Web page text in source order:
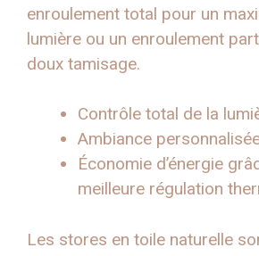
enroulement total pour un
lumière ou un enroulement
doux tamisage.
Contrôle total de la
Ambiance
Économie d’énergie
meilleure régulation
Les stores en toile naturelle